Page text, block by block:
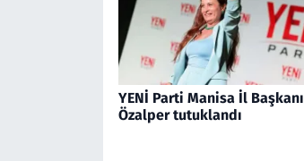
YENİ Parti Manisa İl Başkanı
Özalper tutuklandı